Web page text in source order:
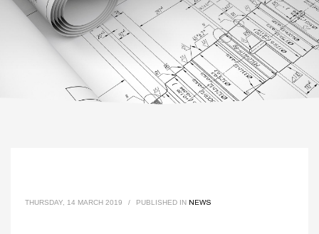
THURSDAY, 14 MARCH 2019 / PUBLISHED IN NEWS